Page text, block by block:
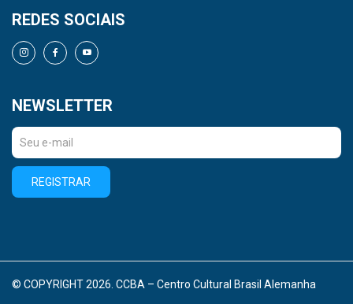
REDES SOCIAIS
NEWSLETTER
REGISTRAR
© COPYRIGHT 2026. CCBA – Centro Cultural Brasil Alemanha